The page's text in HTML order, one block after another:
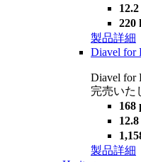
220
製品詳細
Diavel for
Diavel for
完売いた
168
製品詳細